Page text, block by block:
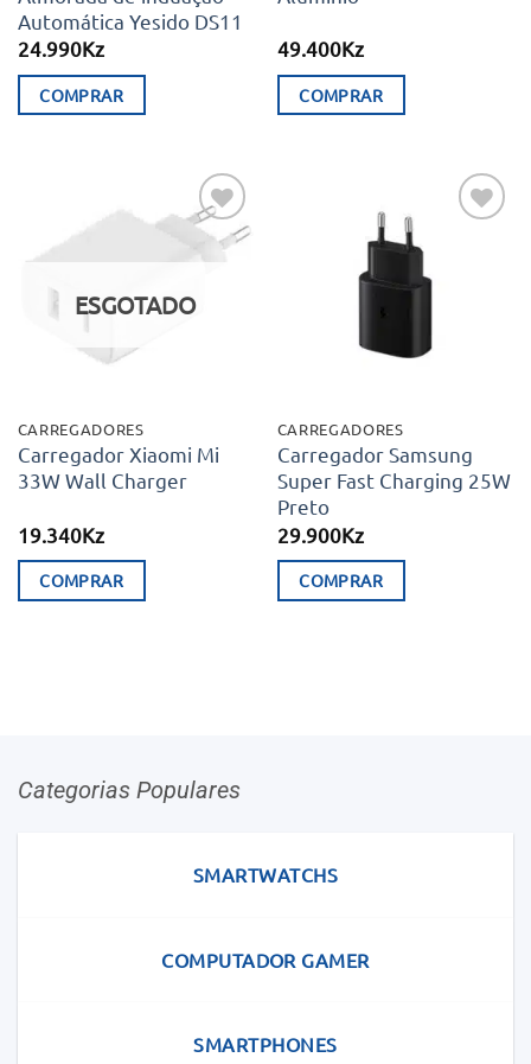
Automática Yesido DS11
24.990Kz
COMPRAR
49.400Kz
COMPRAR
Adicionar
aos meus
ESGOTADO
CARREGADORES
Carregador Xiaomi Mi
33W Wall Charger
19.340Kz
COMPRAR
desejos
CARREGADORES
Carregador Samsung
Super Fast Charging 25W
Preto
29.900Kz
COMPRAR
Categorias Populares
SMARTWATCHS
COMPUTADOR GAMER
SMARTPHONES